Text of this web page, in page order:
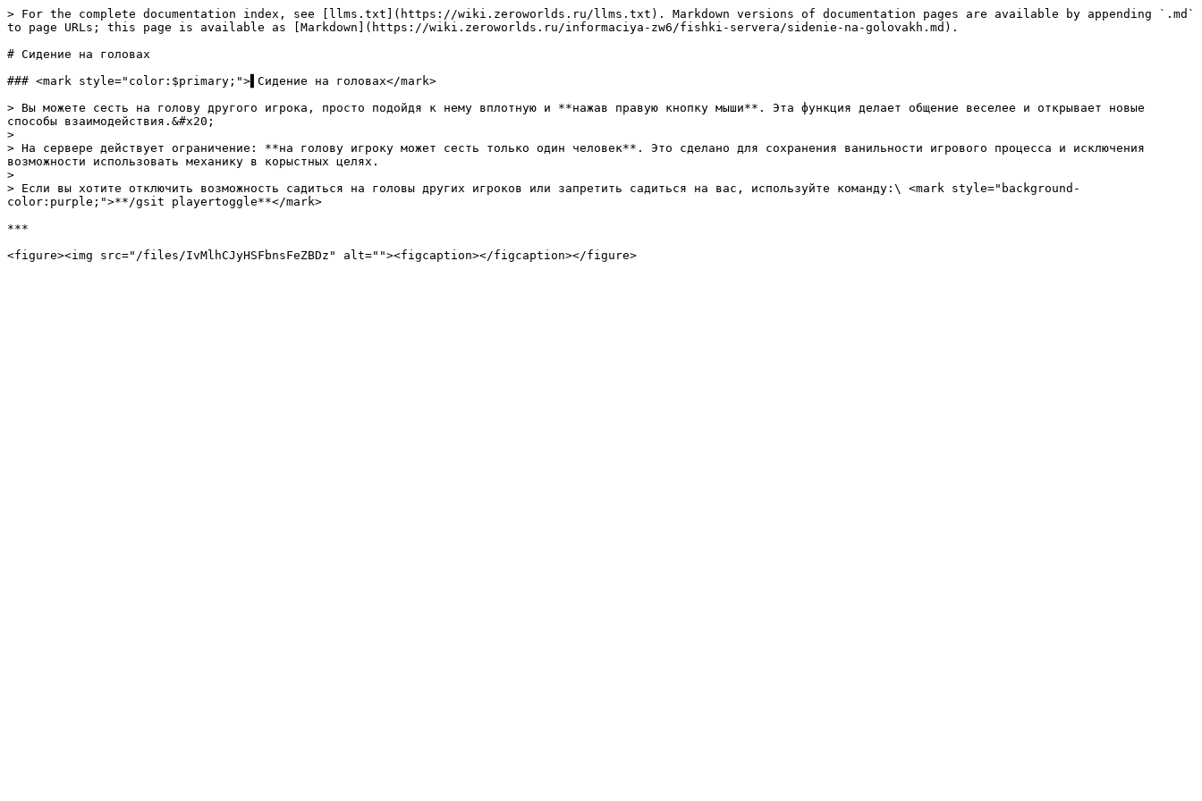
> For the complete documentation index, see [llms.txt](https://wiki.zeroworlds.ru/llms.txt). Markdown versions of documentation pages are available by appending `.md`
to page URLs; this page is available as [Markdown](https://wiki.zeroworlds.ru/informaciya-zw6/fishki-servera/sidenie-na-golovakh.md).
# Сидение на головах
### <mark style="color:$primary;">▌Сидение на головах</mark>
> Вы можете сесть на голову другого игрока, просто подойдя к нему вплотную и **нажав правую кнопку мыши**. Эта функция делает общение веселее и открывает новые
способы взаимодействия.&#x20;
>
> На сервере действует ограничение: **на голову игроку может сесть только один человек**. Это сделано для сохранения ванильности игрового процесса и исключения
возможности использовать механику в корыстных целях.
>
> Если вы хотите отключить возможность садиться на головы других игроков или запретить садиться на вас, используйте команду:\ <mark style="background-
color:purple;">**/gsit playertoggle**</mark>
***